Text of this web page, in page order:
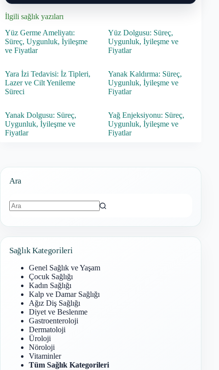
İlgili sağlık yazıları
Yüz Germe Ameliyatı:
Süreç, Uygunluk, İyileşme
ve Fiyatlar
Yüz Dolgusu: Süreç,
Uygunluk, İyileşme ve
Fiyatlar
Yara İzi Tedavisi: İz Tipleri,
Lazer ve Cilt Yenileme
Süreci
Yanak Kaldırma: Süreç,
Uygunluk, İyileşme ve
Fiyatlar
Yanak Dolgusu: Süreç,
Uygunluk, İyileşme ve
Fiyatlar
Yağ Enjeksiyonu: Süreç,
Uygunluk, İyileşme ve
Fiyatlar
Ara
Sağlık Kategorileri
Genel Sağlık ve Yaşam
Çocuk Sağlığı
Kadın Sağlığı
Kalp ve Damar Sağlığı
Ağız Diş Sağlığı
Diyet ve Beslenme
Gastroenteroloji
Dermatoloji
Üroloji
Nöroloji
Vitaminler
Tüm Sağlık Kategorileri